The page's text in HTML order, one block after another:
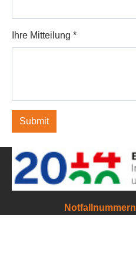
Ihre Mitteilung *
Submit
Notfallnummern